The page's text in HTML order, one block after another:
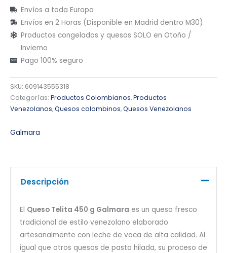
Envíos a toda Europa
Envíos en 2 Horas (Disponible en Madrid dentro M30)
Productos congelados y quesos SOLO en Otoño /
Invierno
Pago 100% seguro
SKU: 609143555318
Categorías: Productos Colombianos,Productos
Venezolanos,Quesos colombinos,Quesos Venezolanos
Galmara
Descripción
El Queso Telita 450 g Galmara es un queso fresco
tradicional de estilo venezolano elaborado
artesanalmente con leche de vaca de alta calidad. Al
igual que otros quesos de pasta hilada, su proceso de